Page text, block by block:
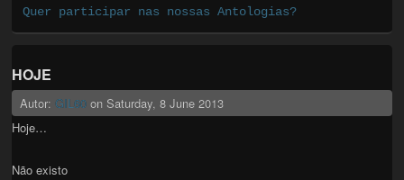
Quer participar nas nossas Antologias?
HOJE
Autor:GIL60 on Saturday, 8 June 2013
Hoje…
Não existo